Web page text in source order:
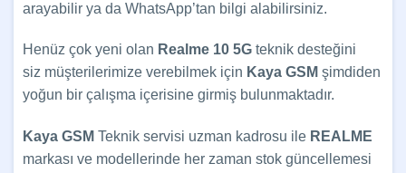
arayabilir ya da WhatsApp’tan bilgi alabilirsiniz.
Henüz çok yeni olan Realme 10 5G teknik desteğini
siz müşterilerimize verebilmek için Kaya GSM şimdiden
yoğun bir çalışma içerisine girmiş bulunmaktadır.
Kaya GSM Teknik servisi uzman kadrosu ile REALME
markası ve modellerinde her zaman stok güncellemesi